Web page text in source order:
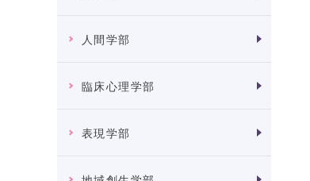
人間学部
臨床心理学部
表現学部